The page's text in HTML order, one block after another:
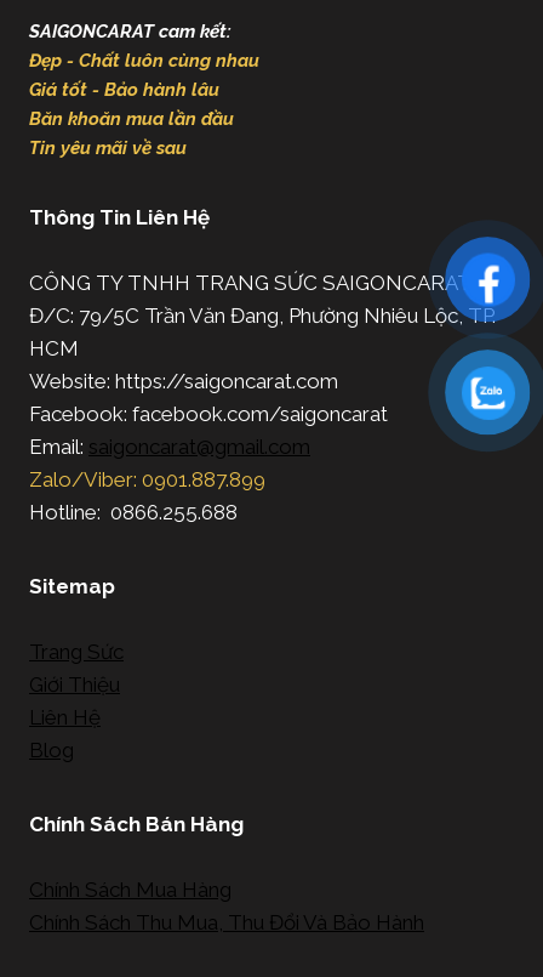
SAIGONCARAT cam kết:
Đẹp - Chất luôn cùng nhau
Giá tốt - Bảo hành lâu
Băn khoăn mua lần đầu
Tin yêu mãi về sau
Thông Tin Liên Hệ
CÔNG TY TNHH TRANG SỨC SAIGONCARAT
Đ/C: 79/5C Trần Văn Đang, Phường Nhiêu Lộc, TP.
HCM
Website: https://saigoncarat.com
Facebook: facebook.com/saigoncarat
Email: saigoncarat@gmail.com
Zalo/Viber: 0901.887.899
Hotline: 0866.255.688
Sitemap
Trang Sức
Giới Thiệu
Liên Hệ
Blog
Chính Sách Bán Hàng
Chính Sách Mua Hàng
Chính Sách Thu Mua, Thu Đổi Và Bảo Hành